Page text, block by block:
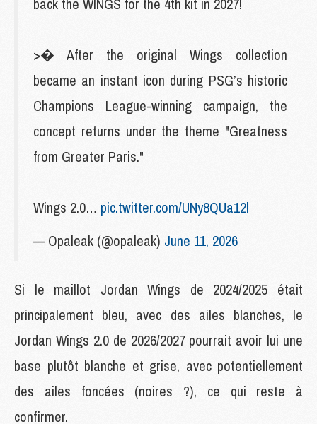
>� After the original Wings collection
became an instant icon during PSG’s historic
Champions League-winning campaign, the
concept returns under the theme "Greatness
from Greater Paris."
Wings 2.0… pic.twitter.com/UNy8QUa12l
— Opaleak (@opaleak) June 11, 2026
Si le maillot Jordan Wings de 2024/2025 était
principalement bleu, avec des ailes blanches, le
Jordan Wings 2.0 de 2026/2027 pourrait avoir lui une
base plutôt blanche et grise, avec potentiellement
des ailes foncées (noires ?), ce qui reste à
confirmer.